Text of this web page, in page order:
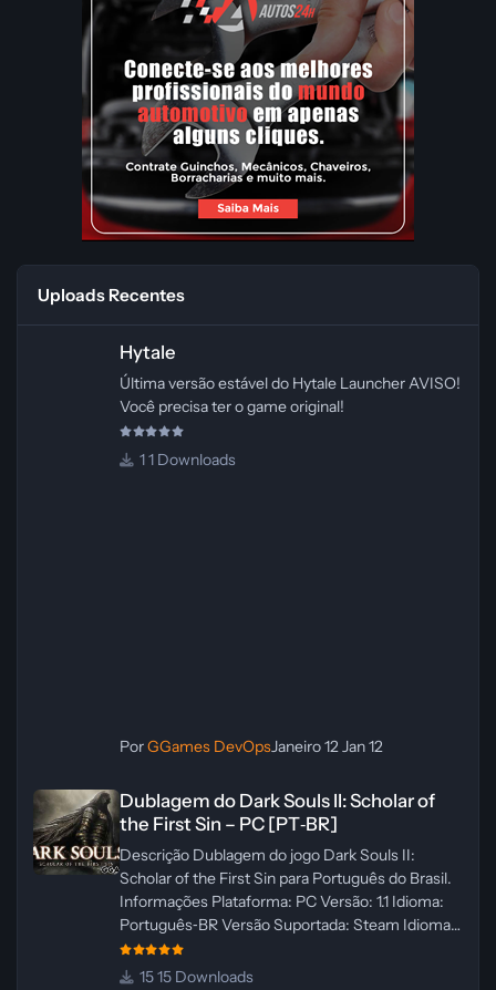
Uploads Recentes
Hytale
Última versão estável do Hytale Launcher AVISO!
Você precisa ter o game original!
1 Downloads
PorGGames DevOpsJaneiro 12Jan 12
Dublagem do Dark Souls II: Scholar of
the First Sin – PC [PT‑BR]
Descrição Dublagem do jogo Dark Souls II:
Scholar of the First Sin para Português do Brasil.
Informações Plataforma: PC Versão: 1.1 Idioma:
Português‑BR Versão Suportada: Steam Idioma
Suportado: Inglês Lançamento: 23/04/2025
Atualização: 24/04/2025 Tamanho: 469 MB
15 Downloads